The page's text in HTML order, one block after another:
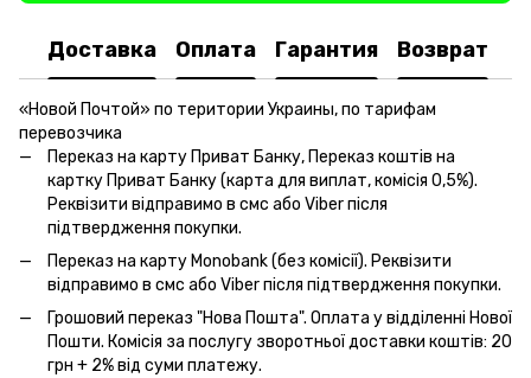
Доставка Оплата Гарантия Возврат
«Новой Почтой» по територии Украины, по тарифам
перевозчика
Переказ на карту Приват Банку, Переказ коштів на
картку Приват Банку (карта для виплат, комісія 0,5%).
Реквізити відправимо в смс або Viber після
підтвердження покупки.
Переказ на карту Monobank (без комісії). Реквізити
відправимо в смс або Viber після підтвердження покупки.
Грошовий переказ "Нова Пошта". Оплата у відділенні Нової
Пошти. Комісія за послугу зворотньої доставки коштів: 20
грн + 2% від суми платежу.